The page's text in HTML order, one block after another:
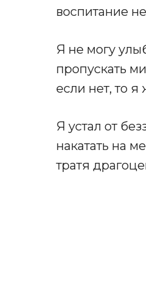
воспитание
Я не могу
пропускать
если нет, то
Я устал от
накатать на
тратя